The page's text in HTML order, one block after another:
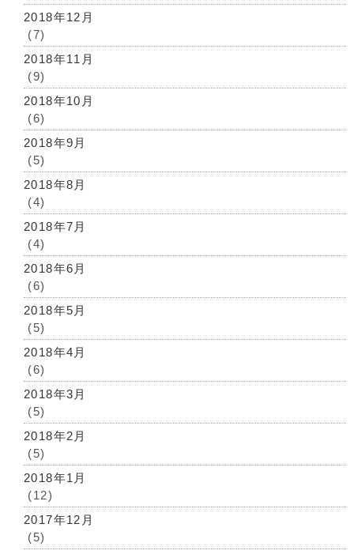
2018年12月
(7)
2018年11月
(9)
2018年10月
(6)
2018年9月
(5)
2018年8月
(4)
2018年7月
(4)
2018年6月
(6)
2018年5月
(5)
2018年4月
(6)
2018年3月
(5)
2018年2月
(5)
2018年1月
(12)
2017年12月
(5)